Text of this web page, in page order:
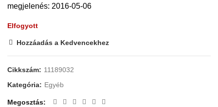
megjelenés: 2016-05-06
Elfogyott
Hozzáadás a Kedvencekhez
Cikkszám: 11189032
Kategória: Egyéb
Megosztás